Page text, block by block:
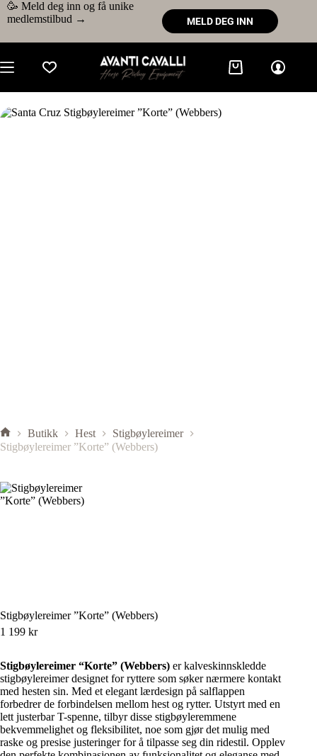
🥳 Meld deg inn og få unike
medlemstilbud →
MELD DEG INN
Butikk Hest
Stigbøylereimer
Stigbøylereimer ”Korte” (Webbers)
Stigbøylereimer ”Korte” (Webbers)
1 199 kr
Stigbøylereimer “Korte” (Webbers) er kalveskinnskledde
stigbøylereimer designet for ryttere som søker nærmere kontakt
med hesten sin. Med et elegant lærdesign på salflappen
forbedrer de forbindelsen mellom hest og rytter. Utstyrt med en
lett justerbar T-spenne, tilbyr disse stigbøyleremmene
bekvemmelighet og fleksibilitet, noe som gjør det mulig med
raske og presise justeringer for å tilpasse seg din ridestil. Opplev